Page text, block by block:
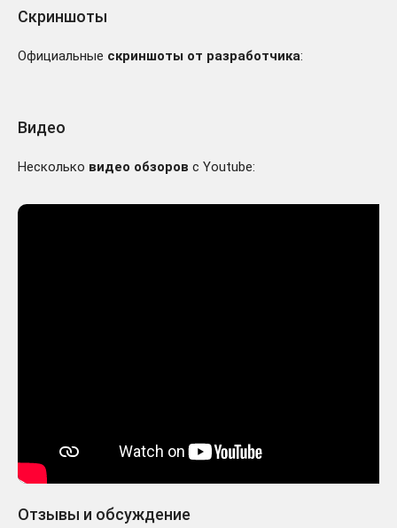
Скриншоты
Официальные скриншоты от разработчика:
Видео
Несколько видео обзоров с Youtube:
Отзывы и обсуждение